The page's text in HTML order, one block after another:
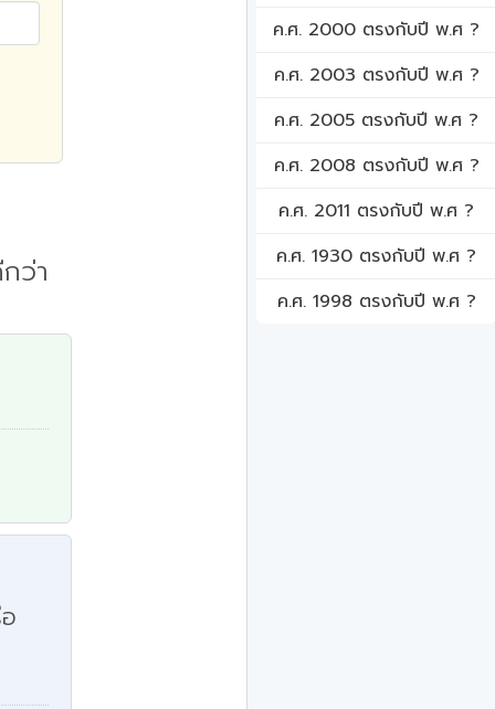
ว่า
ค.ศ. 2000 ตรงกับปี พ.ศ ?
ค.ศ. 2003 ตรงกับปี พ.ศ ?
ค.ศ. 2005 ตรงกับปี พ.ศ ?
ค.ศ. 2008 ตรงกับปี พ.ศ ?
ค.ศ. 2011 ตรงกับปี พ.ศ ?
ค.ศ. 1930 ตรงกับปี พ.ศ ?
ค.ศ. 1998 ตรงกับปี พ.ศ ?